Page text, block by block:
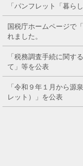
「パンフレット「暮ら
国税庁ホームページで
れました。
「税務調査手続に関す
て」等を公表
「令和９年１月から源
レット）」を公表